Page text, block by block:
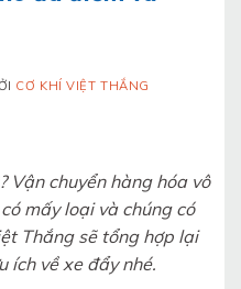
CƠ KHÍ VIỆT THẮNG
Vận chuyển hàng hóa vô
mấy loại và chúng có
Thắng sẽ tổng hợp lại
ích về xe đẩy nhé.